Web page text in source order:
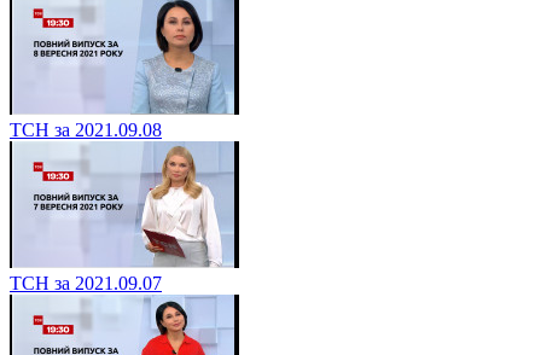
ТСН за 2021.09.08
ТСН за 2021.09.07